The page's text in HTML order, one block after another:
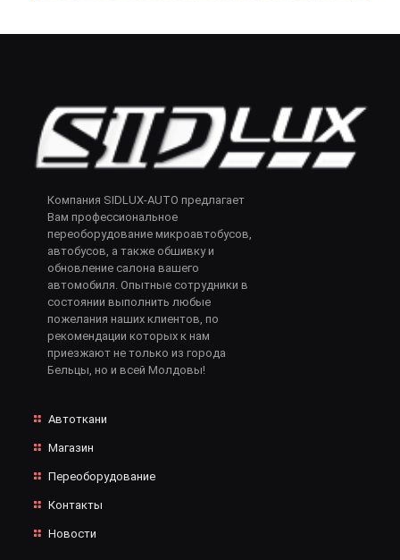
Компания SIDLUX-AUTO предлагает
Вам профессиональное
переоборудование микроавтобусов,
автобусов, а также обшивку и
обновление салона вашего
автомобиля. Опытные сотрудники в
состоянии выполнить любые
пожелания наших клиентов, по
рекомендации которых к нам
приезжают не только из города
Бельцы, но и всей Молдовы!
Автоткани
Магазин
Переоборудование
Контакты
Новости